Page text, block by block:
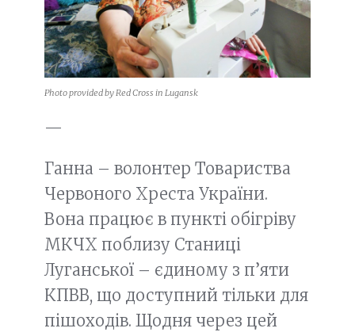
Photo provided by Red Cross in Lugansk
—
Ганна – волонтер Товариства
Червоного Хреста України.
Вона працює в пункті обігріву
МКЧХ поблизу Станиці
Луганської – єдиному з п’яти
КПВВ, що доступний тільки для
пішоходів. Щодня через цей